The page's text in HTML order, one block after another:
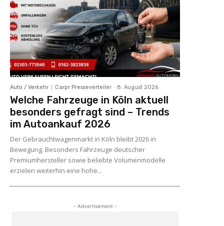
Auto / Verkehr Carpr Presseverteiler - 8. August 2026
Welche Fahrzeuge in Köln aktuell
besonders gefragt sind – Trends
im Autoankauf 2026
Der Gebrauchtwagenmarkt in Köln bleibt 2026 in
Bewegung. Besonders Fahrzeuge deutscher
Premiumhersteller sowie beliebte Volumenmodelle
erzielen weiterhin eine hohe...
- Advertisement -